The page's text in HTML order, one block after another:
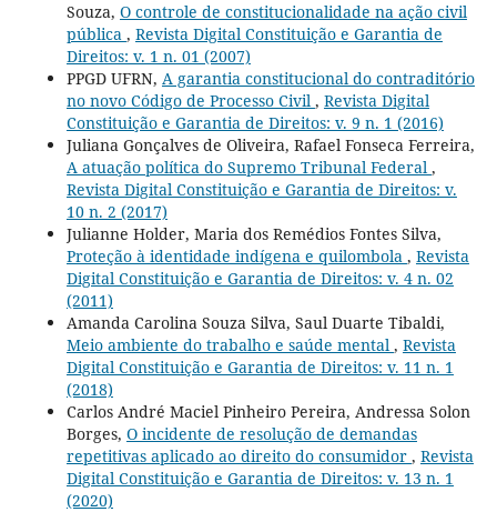
Souza, O controle de constitucionalidade na ação civil
pública , Revista Digital Constituição e Garantia de
Direitos: v. 1 n. 01 (2007)
PPGD UFRN, A garantia constitucional do contraditório
no novo Código de Processo Civil , Revista Digital
Constituição e Garantia de Direitos: v. 9 n. 1 (2016)
Juliana Gonçalves de Oliveira, Rafael Fonseca Ferreira,
A atuação política do Supremo Tribunal Federal ,
Revista Digital Constituição e Garantia de Direitos: v.
10 n. 2 (2017)
Julianne Holder, Maria dos Remédios Fontes Silva,
Proteção à identidade indígena e quilombola , Revista
Digital Constituição e Garantia de Direitos: v. 4 n. 02
(2011)
Amanda Carolina Souza Silva, Saul Duarte Tibaldi,
Meio ambiente do trabalho e saúde mental , Revista
Digital Constituição e Garantia de Direitos: v. 11 n. 1
(2018)
Carlos André Maciel Pinheiro Pereira, Andressa Solon
Borges, O incidente de resolução de demandas
repetitivas aplicado ao direito do consumidor , Revista
Digital Constituição e Garantia de Direitos: v. 13 n. 1
(2020)